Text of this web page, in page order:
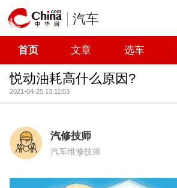
汽车
首页 文章 选车
悦动油耗高什么原因?
2021-04-25 13:11:03
汽修技师
汽车维修技师